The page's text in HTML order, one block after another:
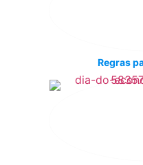
Regras